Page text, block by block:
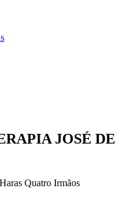
JOSÉ DE
Quatro Irmãos